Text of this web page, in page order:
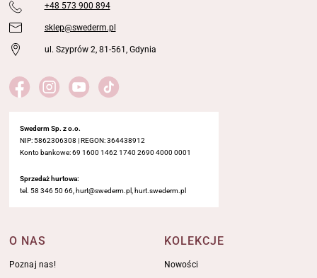
+48 573 900 894
sklep@swederm.pl
ul. Szyprów 2, 81-561, Gdynia
Swederm Sp. z o.o.
NIP: 5862306308 | REGON: 364438912
Konto bankowe: 69 1600 1462 1740 2690 4000 0001
Sprzedaż hurtowa:
tel. 58 346 50 66, hurt@swederm.pl, hurt.swederm.pl
O NAS
Poznaj nas!
KOLEKCJE
Nowości